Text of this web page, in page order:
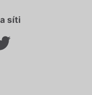
síti